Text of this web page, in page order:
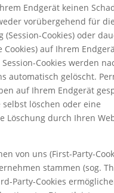
Endgerät keinen
vorübergehend für
(Session-Cookies) oder
Cookies) auf Ihrem
Cookies werden
automatisch gelöscht.
auf Ihrem Endgerät
selbst löschen oder eine
Löschung durch Ihren
von uns (First-Party-
stammen (sog.
Party-Cookies